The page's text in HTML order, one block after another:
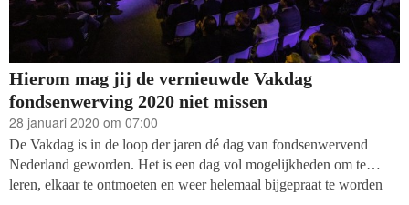
Hierom mag jij de vernieuwde Vakdag
fondsenwerving 2020 niet missen
28 januari 2020 om 07:00
De Vakdag is in de loop der jaren dé dag van fondsenwervend
Nederland geworden. Het is een dag vol mogelijkheden om te
leren, elkaar te ontmoeten en weer helemaal bijgepraat te worden